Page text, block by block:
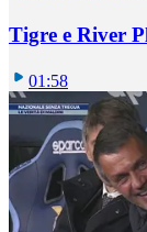
Tigre e River
01:58